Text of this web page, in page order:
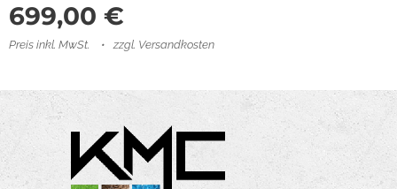
699,00 €
Preis inkl. MwSt. zzgl. Versandkosten